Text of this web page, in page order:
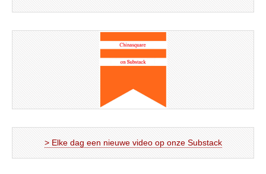
> Elke dag een nieuwe video op onze Substack